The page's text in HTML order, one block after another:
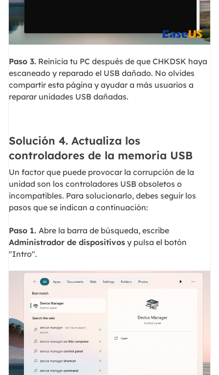
Paso 3.Reinicia tu PC después de que CHKDSK haya
escaneado y reparado el USB dañado. No olvides
compartir esta página y ayudar a más usuarios a
reparar unidades USB dañadas.
Solución 4. Actualiza los
controladores de la memoria USB
Un factor que puede provocar la corrupción de la
unidad son los controladores USB obsoletos o
incompatibles. Para solucionarlo, debes seguir los
pasos que se indican a continuación:
Paso 1. Abre la barra de búsqueda, escribe
Administrador de dispositivosy pulsa el botón
"Intro".